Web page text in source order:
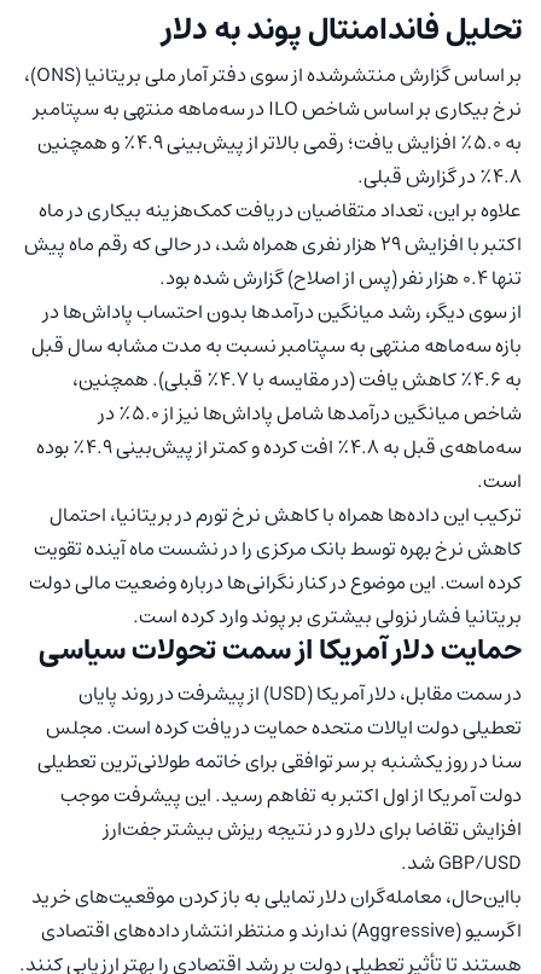
تحلیل فاندامنتال پوند به دلار
بر اساس گزارش منتشرشده از سوی دفتر آمار ملی بریتانیا (ONS)،
نرخ بیکاری بر اساس شاخص ILO در سه‌ماهه منتهی به سپتامبر
به ۵.۰٪ افزایش یافت؛ رقمی بالاتر از پیش‌بینی ۴.۹٪ و همچنین
۴.۸٪ در گزارش قبلی.
علاوه بر این، تعداد متقاضیان دریافت کمک‌هزینه بیکاری در ماه
اکتبر با افزایش ۲۹ هزار نفری همراه شد، در حالی که رقم ماه پیش
تنها ۰.۴ هزار نفر (پس از اصلاح) گزارش شده بود.
از سوی دیگر، رشد میانگین درآمدها بدون احتساب پاداش‌ها در
بازه‌ سه‌ماهه منتهی به سپتامبر نسبت به مدت مشابه سال قبل
به ۴.۶٪ کاهش یافت (در مقایسه با ۴.۷٪ قبلی). همچنین،
شاخص میانگین درآمدها شامل پاداش‌ها نیز از ۵.۰٪ در
سه‌ماهه‌ی قبل به ۴.۸٪ افت کرده و کمتر از پیش‌بینی ۴.۹٪ بوده
است.
ترکیب این داده‌ها همراه با کاهش نرخ تورم در بریتانیا، احتمال
کاهش نرخ بهره توسط بانک مرکزی را در نشست ماه آینده تقویت
کرده است. این موضوع در کنار نگرانی‌ها درباره وضعیت مالی دولت
بریتانیا فشار نزولی بیشتری بر پوند وارد کرده است.
حمایت دلار آمریکا از سمت تحولات سیاسی
در سمت مقابل، دلار آمریکا (USD) از پیشرفت در روند پایان
تعطیلی دولت ایالات متحده حمایت دریافت کرده است. مجلس
سنا در روز یکشنبه بر سر توافقی برای خاتمه طولانی‌ترین تعطیلی
دولت آمریکا از اول اکتبر به تفاهم رسید. این پیشرفت موجب
افزایش تقاضا برای دلار و در نتیجه ریزش بیشتر جفت‌ارز
GBP/USD شد.
بااین‌حال، معامله‌گران دلار تمایلی به باز کردن موقعیت‌های خرید
اگرسیو (Aggressive) ندارند و منتظر انتشار داده‌های اقتصادی
هستند تا تأثیر تعطیلی دولت بر رشد اقتصادی را بهتر ارزیابی کنند.